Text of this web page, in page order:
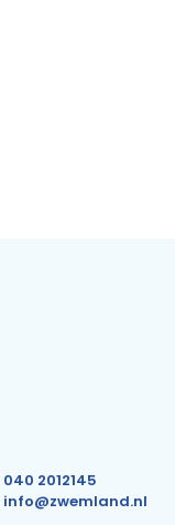
040 2012145
info@zwemland.nl